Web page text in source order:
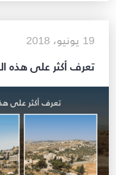
19 يونيو، 2018
تعرف أكثر على هذه